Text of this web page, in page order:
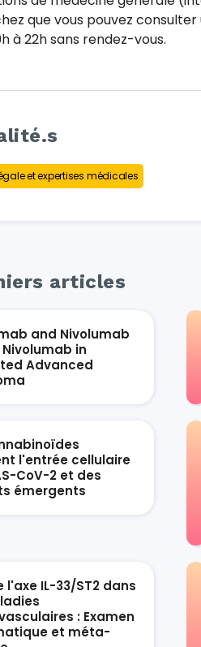
que vous pouvez
à 22h sans rendez-vous.
et expertises médicales
articles
and Nivolumab
in
Advanced
l'entrée cellulaire
CoV-2 et des
émergents
l'axe IL-33/ST2 dans
: Examen
et méta-